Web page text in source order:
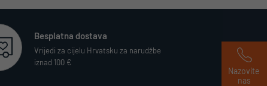
Besplatna dostava
Vrijedi za cijelu Hrvatsku za narudžbe
iznad 100 €
Nazovite
nas